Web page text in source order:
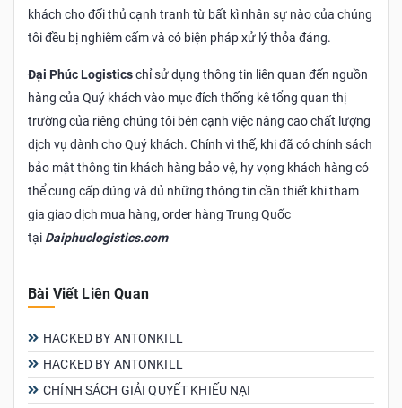
khách cho đối thủ cạnh tranh từ bất kì nhân sự nào của chúng
tôi đều bị nghiêm cấm và có biện pháp xử lý thỏa đáng.
Đại Phúc Logisticschỉ sử dụng thông tin liên quan đến nguồn
hàng của Quý khách vào mục đích thống kê tổng quan thị
trường của riêng chúng tôi bên cạnh việc nâng cao chất lượng
dịch vụ dành cho Quý khách. Chính vì thế, khi đã có chính sách
bảo mật thông tin khách hàng bảo vệ, hy vọng khách hàng có
thể cung cấp đúng và đủ những thông tin cần thiết khi tham
gia giao dịch mua hàng, order hàng Trung Quốc
tại Daiphuclogistics.com
Bài Viết Liên Quan
HACKED BY ANTONKILL
HACKED BY ANTONKILL
CHÍNH SÁCH GIẢI QUYẾT KHIẾU NẠI